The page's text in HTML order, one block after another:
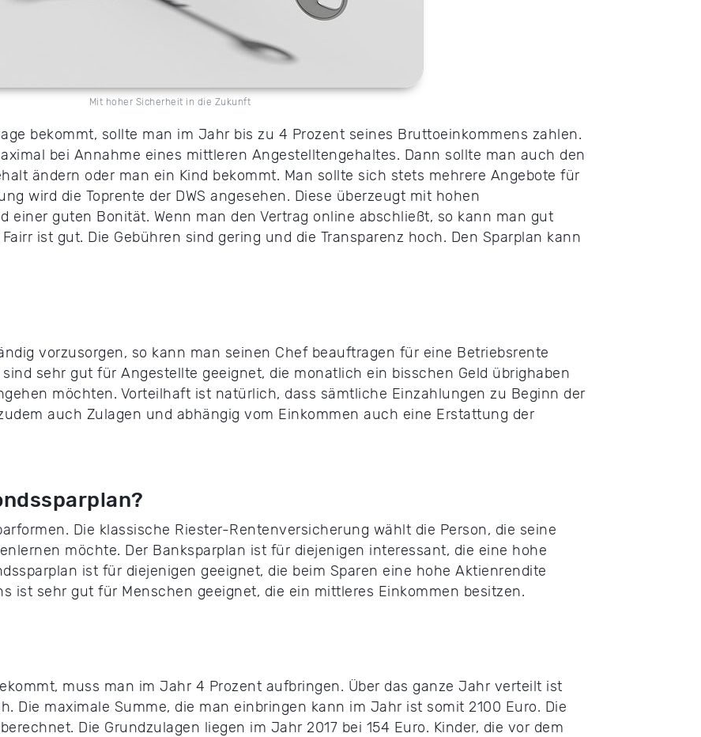
Mit hoher Sicherheit in die Zukunft
bekommt, sollte man im Jahr bis zu 4 Prozent seines Bruttoeinkommens zahlen.
bei Annahme eines mittleren Angestelltengehaltes. Dann sollte man auch den
ändern oder man ein Kind bekommt. Man sollte sich stets mehrere Angebote für
wird die Toprente der DWS angesehen. Diese überzeugt mit hohen
einer guten Bonität. Wenn man den Vertrag online abschließt, so kann man gut
ist gut. Die Gebühren sind gering und die Transparenz hoch. Den Sparplan kann
vorzusorgen, so kann man seinen Chef beauftragen für eine Betriebsrente
sehr gut für Angestellte geeignet, die monatlich ein bisschen Geld übrighaben
möchten. Vorteilhaft ist natürlich, dass sämtliche Einzahlungen zu Beginn der
auch Zulagen und abhängig vom Einkommen auch eine Erstattung der
Die klassische Riester-Rentenversicherung wählt die Person, die seine
möchte. Der Banksparplan ist für diejenigen interessant, die eine hohe
ist für diejenigen geeignet, die beim Sparen eine hohe Aktienrendite
ist sehr gut für Menschen geeignet, die ein mittleres Einkommen besitzen.
muss man im Jahr 4 Prozent aufbringen. Über das ganze Jahr verteilt ist
Die maximale Summe, die man einbringen kann im Jahr ist somit 2100 Euro. Die
Die Grundzulagen liegen im Jahr 2017 bei 154 Euro. Kinder, die vor dem